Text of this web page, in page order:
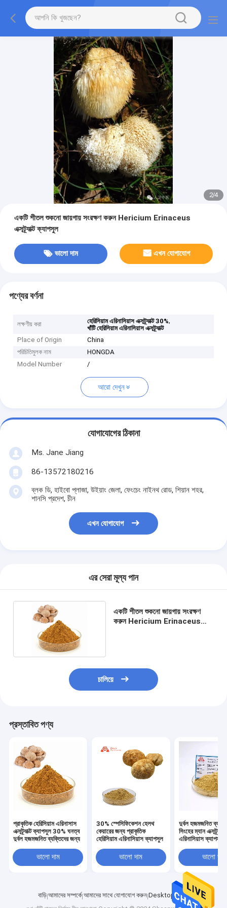
2/4
একটি শীতল শুকনো জায়গায় সংরক্ষণ করুন Hericium Erinaceus
এক্সট্র্যাক্ট ক্যাপসুল
ভালো দাম এখন যোগাযোগ
পণ্যের বর্ণনা
লক্ষণীয় করা হেরিসিয়াম এরিনাসিয়াস এক্সট্র্যাক্ট 30%,
খাঁটি হেরিসিয়াম এরিনাসিয়াস এক্সট্র্যাক্ট
Place of Origin
China
পরিচিতিমুলক নাম
HONGDA
Model Number
/
আরো দেখুন
যোগাযোগের ঠিকানা
Ms. Jane Jiang
86-13572180216
ব্লক ডি, হাইবো প্লাজা, উইয়াং জেলা, ফেংচেং নাইনথ রোড, শিয়ান শহর,
শানসি প্রদেশ, চীন
এখন যোগাযোগ
এর সেরা মূল্য পান
একটি শীতল শুকনো জায়গায় সংরক্ষণ
করুন Hericium Erinaceus
চালিয়ে
প্রস্তাবিত পণ্য
প্রাকৃতিক হেরিসিয়াম এরিনাসাস
এক্সট্র্যাক্ট ক্যাপসুল 30% ঘনত্ব
দুর্বল হজমজনিত ব্যক্তিদের জন্য
ভালো দাম
30% স্পেসিফিকেশন হেলথ
কেয়ারের জন্য প্রাকৃতিক
হেরিসিয়াম এরিনাসিয়াস ক্যাপসুল
ভালো দাম
দুর্বল হজমজনিত
সিংহের ম্যান এক্সট্র্যাক্ট
এরিনাসিয়াস ক্যাপসুল
ভালো দাম
বাড়ি আমাদের সম্পর্কে আমাদের সাথে যোগাযোগ করুন Desktop Site